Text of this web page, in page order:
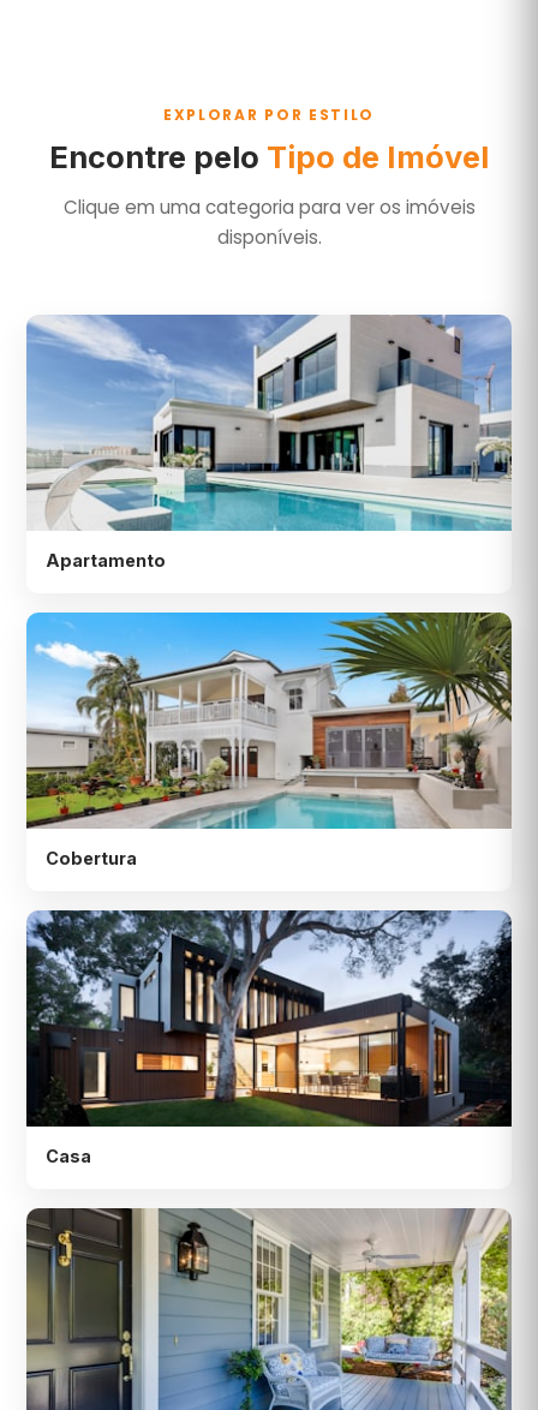
EXPLORAR POR ESTILO
Encontre pelo Tipo de Imóvel
Clique em uma categoria para ver os imóveis
disponíveis.
Apartamento
Cobertura
Casa